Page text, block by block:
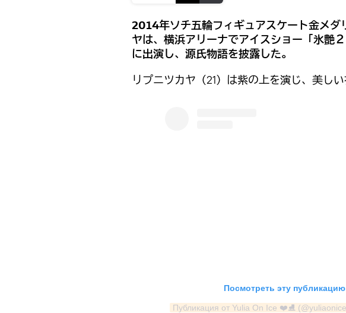
2014年ソチ五輪フィギュアスケート金メダ
ヤは、横浜アリーナでアイスショー「氷艶
に出演し、源氏物語を披露した。
リプニツカヤ（21）は紫の上を演じ、美し
Посмотреть эту
Публикация от Yulia On Ice ❤️⛸